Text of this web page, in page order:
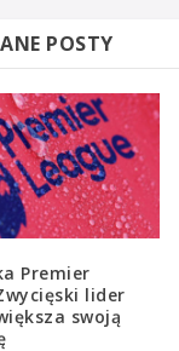
POSTY
Premier
lider
swoją